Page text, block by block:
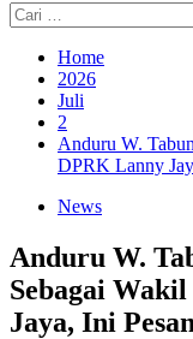
Cari
untuk:
Home
2026
Juli
2
Anduru W.
DPRK Lanny
News
Anduru W.
Sebagai
Jaya, Ini